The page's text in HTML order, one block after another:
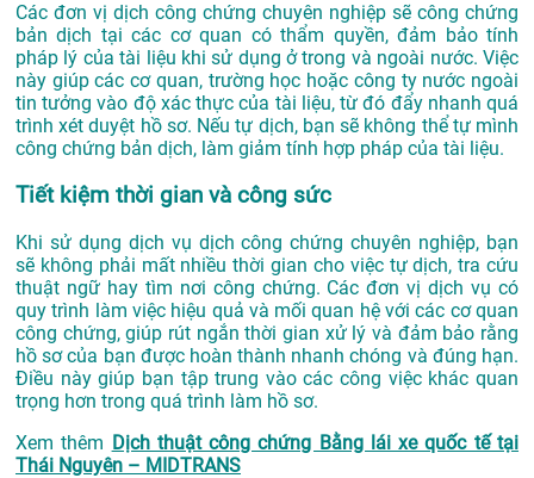
Các đơn vị dịch công chứng chuyên nghiệp sẽ công chứng
bản dịch tại các cơ quan có thẩm quyền, đảm bảo tính
pháp lý của tài liệu khi sử dụng ở trong và ngoài nước. Việc
này giúp các cơ quan, trường học hoặc công ty nước ngoài
tin tưởng vào độ xác thực của tài liệu, từ đó đẩy nhanh quá
trình xét duyệt hồ sơ. Nếu tự dịch, bạn sẽ không thể tự mình
công chứng bản dịch, làm giảm tính hợp pháp của tài liệu.
Tiết kiệm thời gian và công sức
Khi sử dụng dịch vụ dịch công chứng chuyên nghiệp, bạn
sẽ không phải mất nhiều thời gian cho việc tự dịch, tra cứu
thuật ngữ hay tìm nơi công chứng. Các đơn vị dịch vụ có
quy trình làm việc hiệu quả và mối quan hệ với các cơ quan
công chứng, giúp rút ngắn thời gian xử lý và đảm bảo rằng
hồ sơ của bạn được hoàn thành nhanh chóng và đúng hạn.
Điều này giúp bạn tập trung vào các công việc khác quan
trọng hơn trong quá trình làm hồ sơ.
Xem thêm Dịch thuật công chứng Bằng lái xe quốc tế tại
Thái Nguyên – MIDTRANS